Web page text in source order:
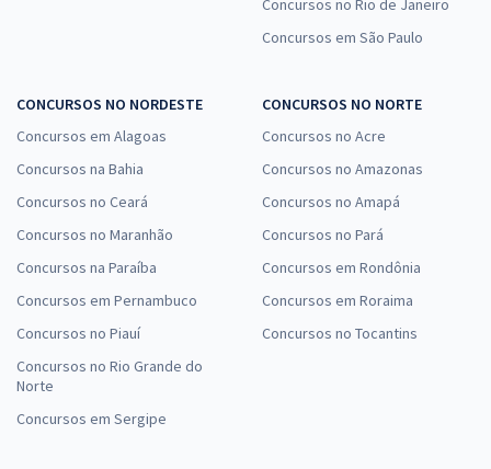
Concursos no Rio de Janeiro
Concursos em São Paulo
CONCURSOS NO NORDESTE
Concursos em Alagoas
Concursos na Bahia
Concursos no Ceará
Concursos no Maranhão
Concursos na Paraíba
Concursos em Pernambuco
Concursos no Piauí
Concursos no Rio Grande do
Norte
Concursos em Sergipe
CONCURSOS NO NORTE
Concursos no Acre
Concursos no Amazonas
Concursos no Amapá
Concursos no Pará
Concursos em Rondônia
Concursos em Roraima
Concursos no Tocantins